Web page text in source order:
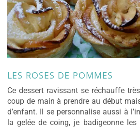
LES ROSES DE POMMES
Ce dessert ravissant se réchauffe
coup de main à prendre au début
d’enfant. Il se personnalise aussi à
la gelée de coing, je badigeonne